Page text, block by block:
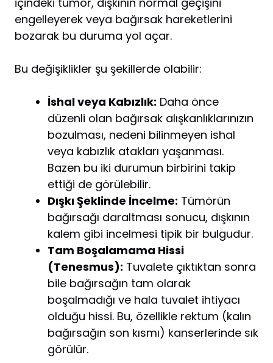
engelleyerek veya bağırsak hareketlerini
bozarak bu duruma yol açar.
Bu değişiklikler şu şekillerde olabilir:
İshal veya Kabızlık: Daha önce
düzenli olan bağırsak alışkanlıklarınızın
bozulması, nedeni bilinmeyen ishal
veya kabızlık atakları yaşanması.
Bazen bu iki durumun birbirini takip
ettiği de görülebilir.
Dışkı Şeklinde İncelme: Tümörün
bağırsağı daraltması sonucu, dışkının
kalem gibi incelmesi tipik bir bulgudur.
Tam Boşalamama Hissi
(Tenesmus): Tuvalete çıktıktan sonra
bile bağırsağın tam olarak
boşalmadığı ve hala tuvalet ihtiyacı
olduğu hissi. Bu, özellikle rektum (kalın
bağırsağın son kısmı) kanserlerinde sık
görülür.